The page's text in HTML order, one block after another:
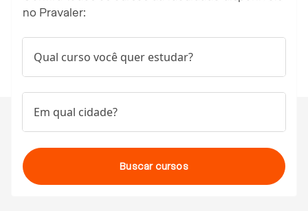
no Pravaler:
Qual curso você quer estudar?
Em qual cidade?
Buscar cursos